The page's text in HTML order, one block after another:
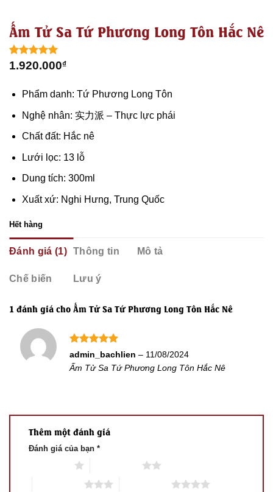
Ấm Tử Sa Tứ Phương Long Tôn Hắc Nê
5.00trên 5
1
1.920.000₫
Phẩm danh: Tứ Phương Long Tôn
Nghệ nhân: 实力派 – Thực lực phái
Chất đất: Hắc nê
Lưới lọc: 13 lỗ
Dung tích: 300ml
Xuất xứ: Nghi Hưng, Trung Quốc
Hết hàng
Đánh giá (1) Thông tin Mô tả
Chế biến Lưu ý
1 đánh giá cho Ấm Tử Sa Tứ Phương Long Tôn Hắc Nê
Được xếp
hạng
55
sao
admin_bachlien– 11/08/2024
Ấm Tử Sa Tứ Phương Long Tôn Hắc Nê
Thêm một đánh giá
Đánh giá của bạn *